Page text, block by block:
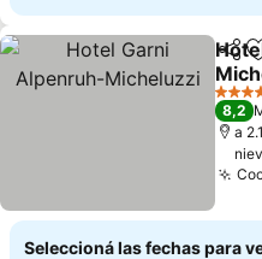
4
8,2
a
Seleccioná las fechas para